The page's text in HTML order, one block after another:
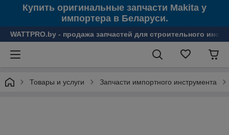
Купить оригинальные запчасти Makita у
импортера в Беларуси.
WATTPRO.by - продажа запчастей для строительного
Товары и услуги Запчасти импортного инструмента